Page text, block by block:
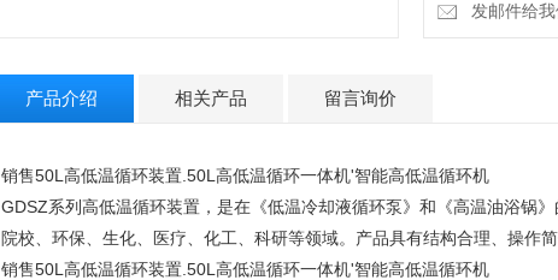
发邮件给
产品介绍 相关产品 留言询价
销售50L高低温循环装置.50L高低温循环一体机'智能高低温循环机
GDSZ系列高低温循环装置，是在《低温冷却液循环泵》和《高温油浴锅
院校、环保、生化、医疗、化工、科研等领域。产品具有结构合理、操作简
销售50L高低温循环装置.50L高低温循环一体机'智能高低温循环机